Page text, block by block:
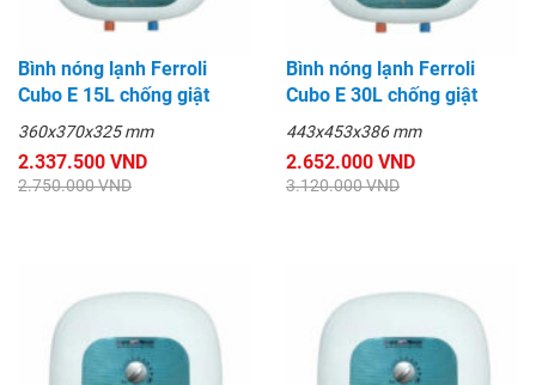
Bình nóng lạnh Ferroli
Cubo E 15L chống giật
360x370x325 mm
2.337.500 VND
2.750.000 VND
Bình nóng lạnh Ferroli
Cubo E 30L chống giật
443x453x386 mm
2.652.000 VND
3.120.000 VND